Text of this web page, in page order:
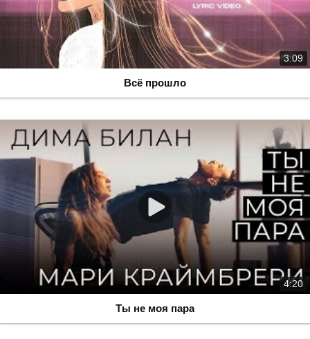
3:09
Всё прошло
4:20
Ты не моя пара